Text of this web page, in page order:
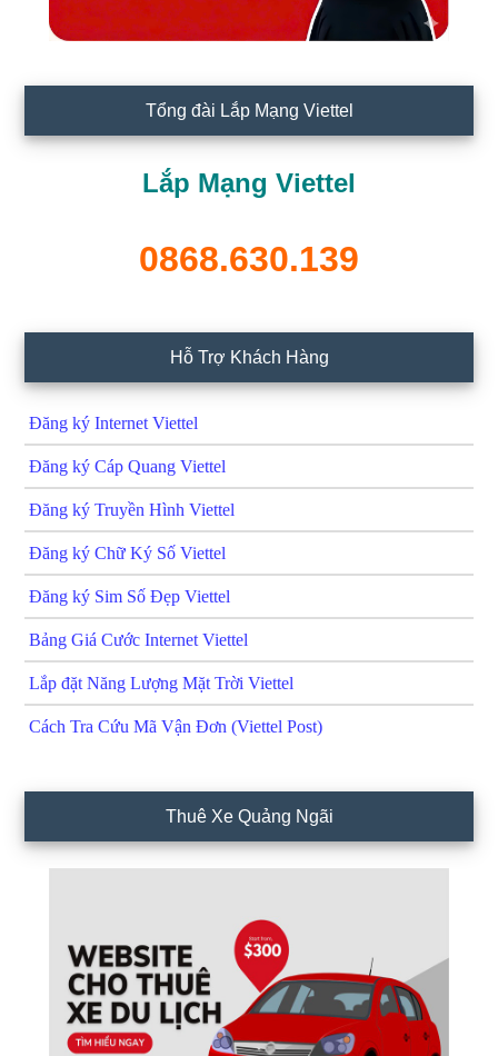
Tổng đài Lắp Mạng Viettel
Lắp Mạng Viettel
0868.630.139
Hỗ Trợ Khách Hàng
Đăng ký Internet Viettel
Đăng ký Cáp Quang Viettel
Đăng ký Truyền Hình Viettel
Đăng ký Chữ Ký Số Viettel
Đăng ký Sim Số Đẹp Viettel
Bảng Giá Cước Internet Viettel
Lắp đặt Năng Lượng Mặt Trời Viettel
Cách Tra Cứu Mã Vận Đơn (Viettel Post)
Thuê Xe Quảng Ngãi